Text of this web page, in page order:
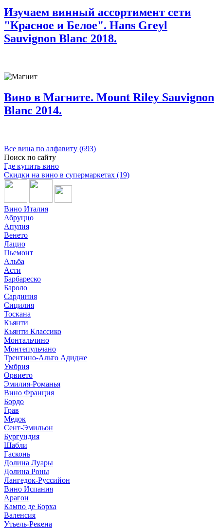
Изучаем винный ассортимент сети
"Красное и Белое". Hans Greyl
Sauvignon Blanc 2018.
Вино в Магните. Mount Riley Sauvignon
Blanc 2014.
Все вина по алфавиту (693)
Поиск по сайту
Где купить вино
Скидки на вино в супермаркетах (19)
Вино Италия
Абруццо
Апулия
Венето
Лацио
Пьемонт
Альба
Асти
Барбареско
Бароло
Сардиния
Сицилия
Тоскана
Кьянти
Кьянти Классико
Монтальчино
Монтепульчано
Трентино-Альто Адидже
Умбрия
Орвието
Эмилия-Романья
Вино Франция
Бордо
Грав
Медок
Сент-Эмильон
Бургундия
Шабли
Гасконь
Долина Луары
Долина Роны
Лангедок-Руссийон
Вино Испания
Арагон
Кампо де Борха
Валенсия
Утьель-Рекена